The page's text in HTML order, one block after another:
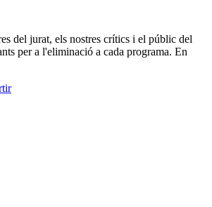
del jurat, els nostres crítics i el públic del
per a l'eliminació a cada programa. En